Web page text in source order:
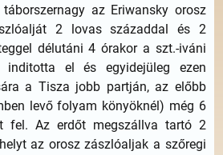
az Eriwansky orosz
2 lovas századdal és 2
délutáni 4 órakor a szt.-iváni
inditotta el és egyidejüleg ezen
a Tisza jobb partján, az előbb
levő folyam könyöknél) még 6
fel. Az erdőt megszállva tartó 2
az orosz zászlóaljak a szőregi